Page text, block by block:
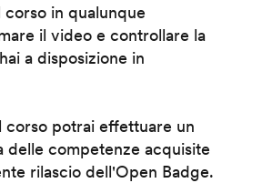
corso in qualunque
il video e controllare la
a disposizione in
corso potrai effettuare un
competenze acquisite
rilascio dell'Open Badge.